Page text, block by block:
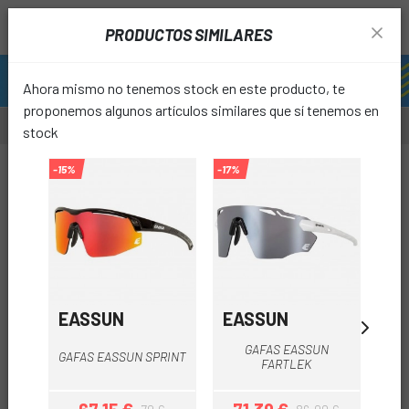
PRODUCTOS SIMILARES
Ahora mismo no tenemos stock en este producto, te
proponemos algunos artículos similares que sí tenemos en
stock
-15%
EASSUN
GAFAS EASSUN SPRINT
-17%
EASSUN
GAFAS EASSUN
FARTLEK